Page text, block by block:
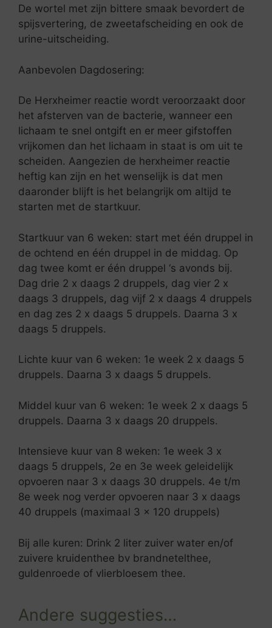
De wortel met zijn bittere smaak bevordert de
spijsvertering, de zweetafscheiding en ook de
urine-uitscheiding.
Aanbevolen Dagdosering:
De Herxheimer reactie wordt veroorzaakt door
het afsterven van de bacterie, wanneer een
lichaam te snel ontgift en er meer gifstoffen
vrijkomen dan het lichaam in staat is om uit te
scheiden. Aangezien de herxheimer reactie
heftig kan zijn en het wenselijk is dat men
daaronder blijft is het belangrijk om altijd te
starten met de startkuur.
Startkuur van 6 weken: start met één druppel in
de ochtend en één druppel in de middag. Op
dag twee komt er één druppel ‘s avonds bij.
Dag drie 2 x daags 2 druppels, dag vier 2 x
daags 3 druppels, dag vijf 2 x daags 4 druppels
en dag zes 2 x daags 5 druppels. Daarna 3 x
daags 5 druppels.
Lichte kuur van 6 weken: 1e week 2 x daags 5
druppels. Daarna 3 x daags 5 druppels.
Middel kuur van 6 weken: 1e week 2 x daags 5
druppels. Daarna 3 x daags 20 druppels.
Intensieve kuur van 8 weken: 1e week 3 x
daags 5 druppels, 2e en 3e week geleidelijk
opvoeren naar 3 x daags 30 druppels. 4e t/m
8e week nog verder opvoeren naar 3 x daags
40 druppels (maximaal 3 x 120 druppels)
Bij alle kuren: Drink 2 liter zuiver water en/of
zuivere kruidenthee bv brandnetelthee,
guldenroede of vlierbloesem thee.
Andere suggesties…